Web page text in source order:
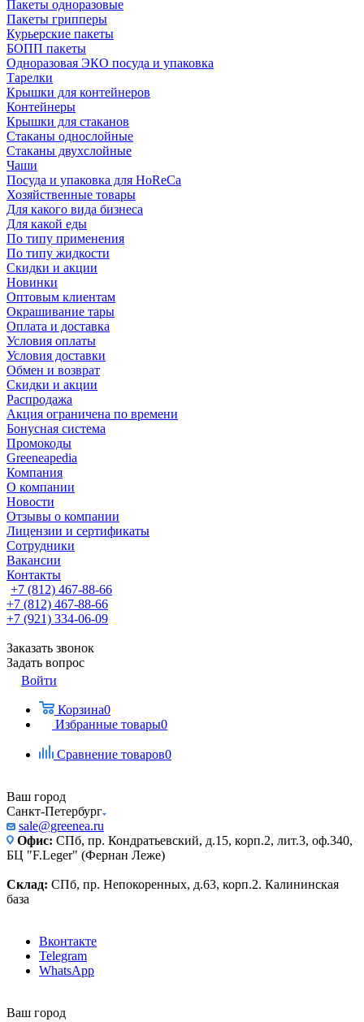
Пакеты одноразовые
Пакеты грипперы
Курьерские пакеты
БОПП пакеты
Одноразовая ЭКО посуда и упаковка
Тарелки
Крышки для контейнеров
Контейнеры
Крышки для стаканов
Стаканы однослойные
Стаканы двухслойные
Чаши
Посуда и упаковка для HoReCa
Хозяйственные товары
Для какого вида бизнеса
Для какой еды
По типу применения
По типу жидкости
Скидки и акции
Новинки
Оптовым клиентам
Окрашивание тары
Оплата и доставка
Условия оплаты
Условия доставки
Обмен и возврат
Скидки и акции
Распродажа
Акция ограничена по времени
Бонусная система
Промокоды
Greeneapedia
Компания
О компании
Новости
Отзывы о компании
Лицензии и сертификаты
Сотрудники
Вакансии
Контакты
+7 (812) 467-88-66
+7 (812) 467-88-66
+7 (921) 334-06-09
Заказать звонок
Задать вопрос
Войти
Корзина0
Избранные товары0
Сравнение товаров0
Ваш город
Санкт-Петербург
sale@greenea.ru
Офис: СПб, пр. Кондратьевский, д.15, корп.2, лит.3, оф.340,
БЦ "F.Leger" (Фернан Леже)
Склад: СПб, пр. Непокоренных, д.63, корп.2. Калининская
база
Вконтакте
Telegram
WhatsApp
Ваш город